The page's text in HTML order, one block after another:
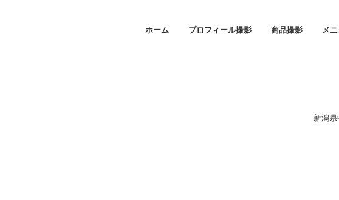
ホーム プロフィール撮影 商品撮影 メ
新潟県